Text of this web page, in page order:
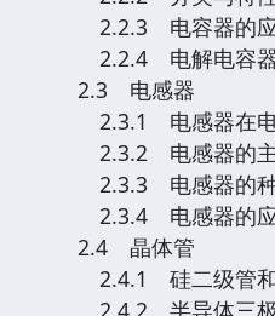
2.2.3 电容器的
2.2.4 电解电容器
2.3 电感器
2.3.1 电感器在电
2.3.2 电感器的主
2.3.3 电感器的
2.3.4 电感器的
2.4 晶体管
2.4.1 硅二级管和
2.4.2 半导体三